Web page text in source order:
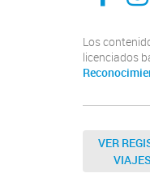
Los
licenciados
VER